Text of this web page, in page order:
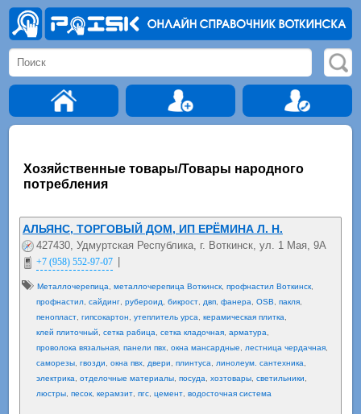
Хозяйственные товары/Товары народного
потребления
АЛЬЯНС, ТОРГОВЫЙ ДОМ, ИП ЕРЁМИНА Л. Н.
427430, Удмуртская Республика, г. Воткинск, ул. 1 Мая, 9А
+7 (958) 552-97-07 |
Металлочерепица металлочерепица Воткинск, профнастил Воткинск,
профнастил, сайдинг, рубероид бикрост, двп, фанера OSB пакля,
пенопласт, гипсокартон утеплитель урса керамическая плитка
клей плиточный
сетка рабица сетка кладочная, арматура
проволока вязальная, панели пвх, окна мансардные лестница чердачная,
саморезы, гвозди окна пвх, двери плинтуса линолеум. сантехника
электрика
отделочные материалы, посуда хозтовары, светильники
люстры, песок, керамзит, пгс, цемент, водосточная система